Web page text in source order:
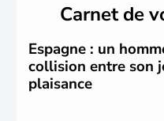
envahissent la
apportent leur langue
s'impose comme la
XIème siècle et le reste
rejoint le pays à partir
Portugal. Cette
Carnet de
Espagne : un
collision entre son
plaisance